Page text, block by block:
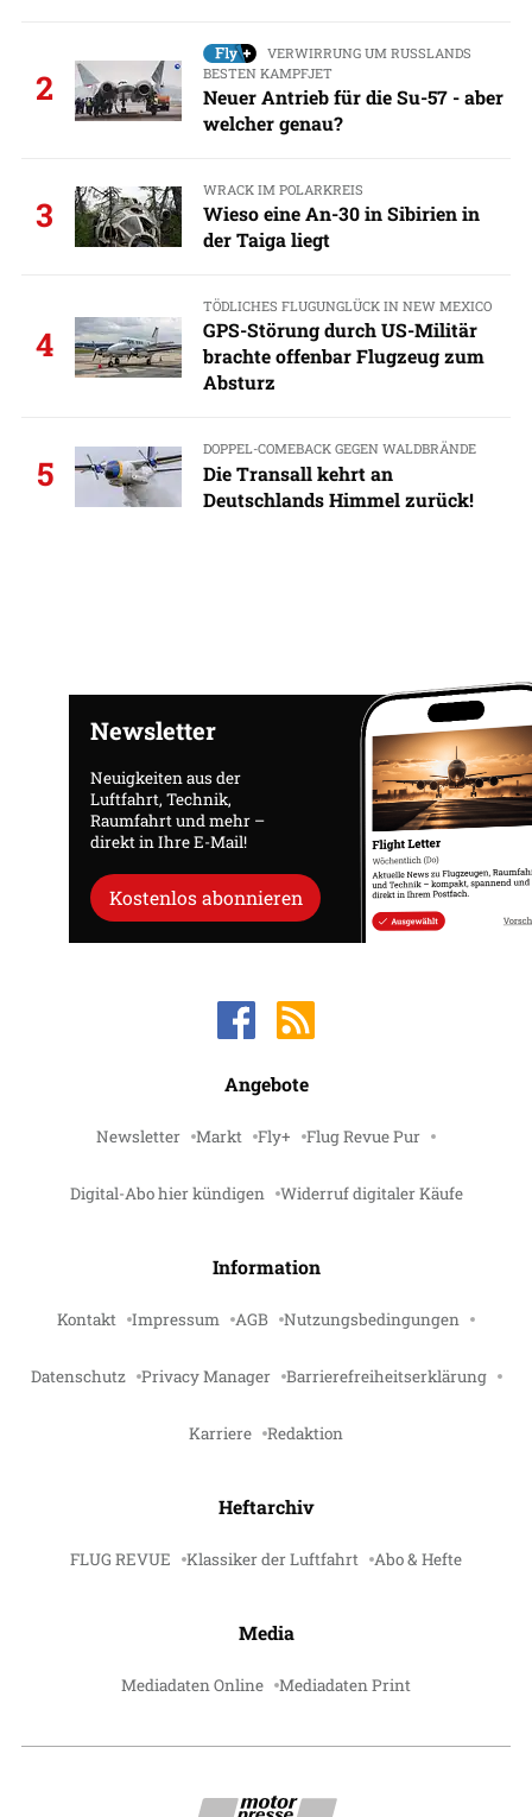
2
VERWIRRUNG UM RUSSLANDS
BESTEN KAMPFJET
Neuer Antrieb für die Su-57 - aber
welcher genau?
3
WRACK IM POLARKREIS
Wieso eine An-30 in Sibirien in
der Taiga liegt
4
TÖDLICHES FLUGUNGLÜCK IN NEW MEXICO
GPS-Störung durch US-Militär
brachte offenbar Flugzeug zum
Absturz
5
DOPPEL-COMEBACK GEGEN WALDBRÄNDE
Die Transall kehrt an
Deutschlands Himmel zurück!
Newsletter
Neuigkeiten aus der
Luftfahrt, Technik,
Raumfahrt und mehr –
direkt in Ihre E-Mail!
Kostenlos abonnieren
Angebote
Newsletter Markt Fly+ Flug Revue Pur
Digital-Abo hier kündigen Widerruf digitaler Käufe
Information
Kontakt Impressum AGB Nutzungsbedingungen
Datenschutz Privacy Manager Barrierefreiheitserklärung
Karriere Redaktion
Heftarchiv
FLUG REVUE Klassiker der Luftfahrt Abo & Hefte
Media
Mediadaten Online Mediadaten Print